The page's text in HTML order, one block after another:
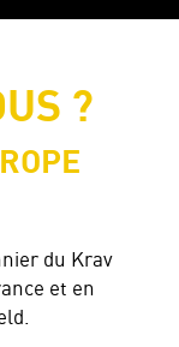
?
du Krav
et en